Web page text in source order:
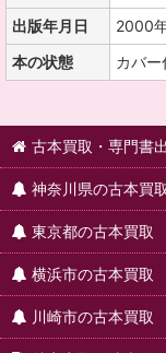
出版年月日
2000
本の状態
カバ
古本買取・専門書
神奈川県の古本買取
東京都の古本買取
横浜市の古本買取
川崎市の古本買取